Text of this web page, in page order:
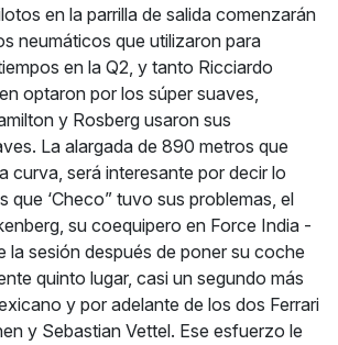
en la parrilla de salida comenzarán
neumáticos que utilizaron para
en la Q2, y tanto Ricciardo
optaron por los súper suaves,
y Rosberg usaron sus
La alargada de 890 metros que
curva, será interesante por decir lo
que ‘Checo” tuvo sus problemas, el
su coequipero en Force India -
la sesión después de poner su coche
quinto lugar, casi un segundo más
y por adelante de los dos Ferrari
y Sebastian Vettel. Ese esfuerzo le